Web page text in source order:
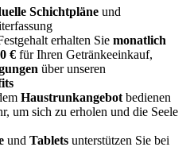
Schichtpläne und
erhalten Sie monatlich
€ für Ihren Getränkeeinkauf,
über unseren
Haustrunkangebotbedienen
um sich zu erholen und die Seele
und Tablets unterstützen Sie bei